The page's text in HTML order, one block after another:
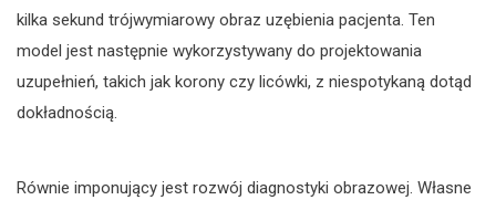
kilka sekund trójwymiarowy obraz uzębienia pacjenta. Ten
model jest następnie wykorzystywany do projektowania
uzupełnień, takich jak korony czy licówki, z niespotykaną dotąd
dokładnością.
Równie imponujący jest rozwój diagnostyki obrazowej. Własne